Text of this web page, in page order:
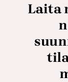
Laita